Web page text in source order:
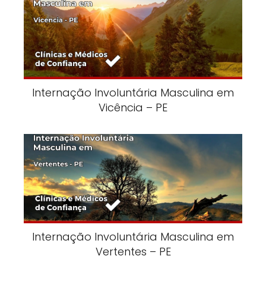
Internação Involuntária Masculina em
Vicência – PE
Internação Involuntária Masculina em
Vertentes – PE